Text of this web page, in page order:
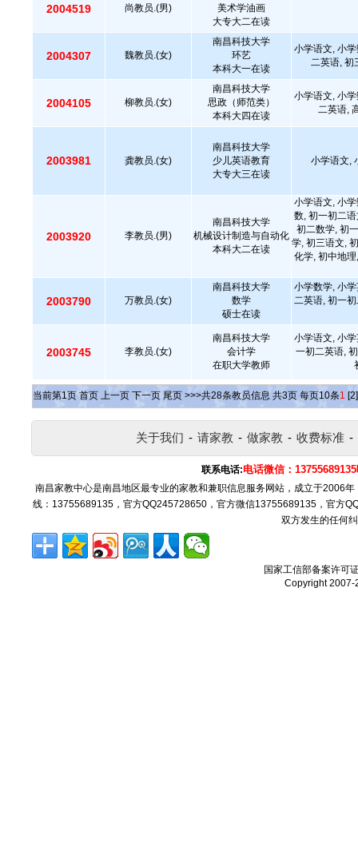
2004519 尚教员.(男)
美术学油画
大专大二在读
2004307 魏教员.(女)
南昌科技大学
环艺
本科大一在读
小学语文, 小
二英语, 初
2004105 柳教员.(女)
南昌科技大学
思政（师范类）
本科大四在读
小学语文, 小
二英语,
2003981 龚教员.(女)
南昌科技大学
少儿英语教育
大专大三在读
小学语文,
2003920 李教员.(男)
南昌科技大学
机械设计制造与自动化
本科大二在读
小学语文, 小
数, 初一初二
初二数学, 初
学, 初三语文,
化学, 初中地
2003790 万教员.(女)
南昌科技大学
数学
硕士在读
小学数学, 小
二英语, 初一
2003745 李教员.(女)
南昌科技大学
会计学
在职大学教师
小学语文, 小
一初二英语,
当前第1页 首页 上一页 下一页 尾页 >>>共28条教员信息 共3页 每页10条1 [2]
关于我们 - 请家教 - 做家教 - 收费标准 -
联系电话:电话微信：
南昌家教中心是南昌地区最专业的家教和兼职信息服务网站，成立于2006
线：13755689135，官方QQ245728650，官方微信13755689135，官方
双方发生的任何
国家工信部备案许可
Copyright 2007-